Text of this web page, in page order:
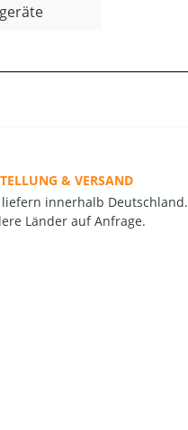
& VERSAND
innerhalb Deutschland.
Länder auf Anfrage.